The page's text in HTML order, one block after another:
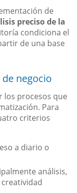
de
preciso de la
condiciona el
de una base
negocio
los procesos que
Para
criterios
a diario o
análisis,